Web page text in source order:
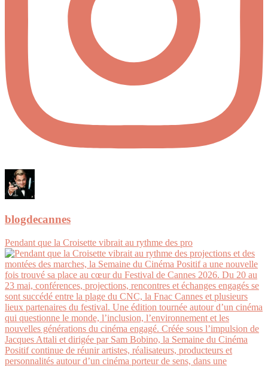
blogdecannes
Pendant que la Croisette vibrait au rythme des pro